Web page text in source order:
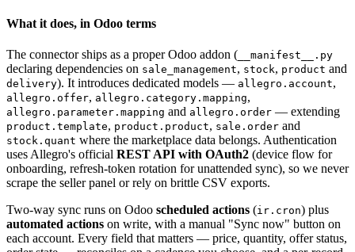
What it does, in Odoo terms
The connector ships as a proper Odoo addon ( __manifest__.py
declaring dependencies on sale_management, stock, product and
delivery). It introduces dedicated models — allegro.account,
allegro.offer, allegro.category.mapping,
allegro.parameter.mapping and allegro.order — extending
product.template, product.product, sale.order and
stock.quant where the marketplace data belongs. Authentication
uses Allegro's official REST API with OAuth2 (device flow for
onboarding, refresh-token rotation for unattended sync), so we never
scrape the seller panel or rely on brittle CSV exports.
Two-way sync runs on Odoo scheduled actions (ir.cron) plus
automated actions on write, with a manual "Sync now" button on
each account. Every field that matters — price, quantity, offer status,